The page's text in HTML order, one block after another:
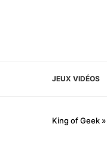
JEUX VIDÉOS
King of Geek »